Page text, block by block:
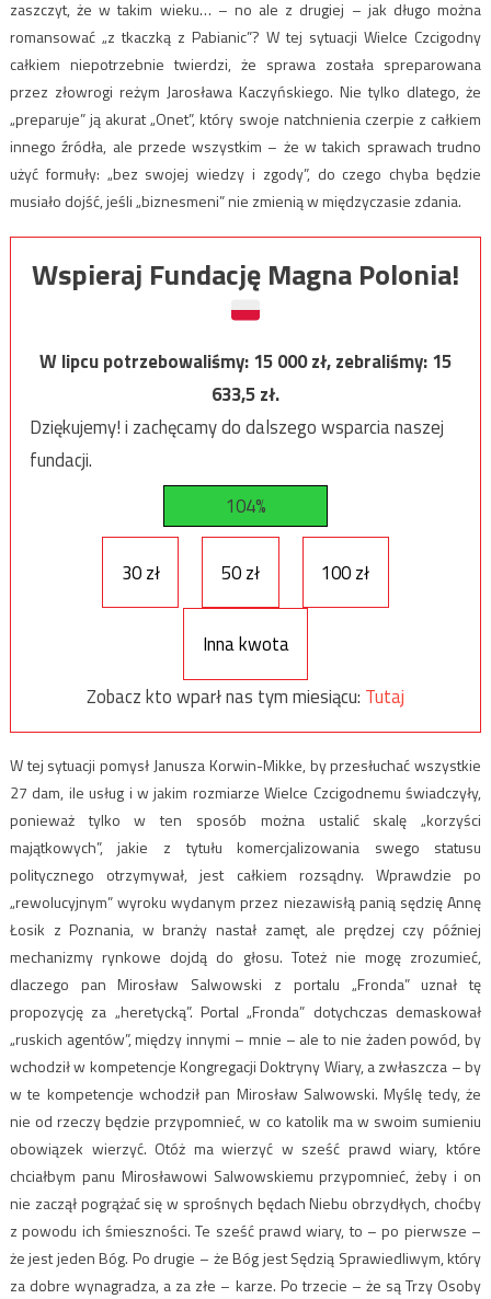
zaszczyt, że w takim wieku… – no ale z drugiej – jak długo można
romansować „z tkaczką z Pabianic”? W tej sytuacji Wielce Czcigodny
całkiem niepotrzebnie twierdzi, że sprawa została spreparowana
przez złowrogi reżym Jarosława Kaczyńskiego. Nie tylko dlatego, że
„preparuje” ją akurat „Onet”, który swoje natchnienia czerpie z całkiem
innego źródła, ale przede wszystkim – że w takich sprawach trudno
użyć formuły: „bez swojej wiedzy i zgody”, do czego chyba będzie
musiało dojść, jeśli „biznesmeni” nie zmienią w międzyczasie zdania.
Wspieraj Fundację Magna Polonia!
W lipcu potrzebowaliśmy:15 000zł, zebraliśmy:15
633,5zł.
Dziękujemy! i zachęcamy do dalszego wsparcia naszej
fundacji.
104%
30 zł 50 zł 100 zł
Inna kwota
Zobacz kto wparł nas tym miesiącu: Tutaj
W tej sytuacji pomysł Janusza Korwin-Mikke, by przesłuchać wszystkie
27 dam, ile usług i w jakim rozmiarze Wielce Czcigodnemu świadczyły,
ponieważ tylko w ten sposób można ustalić skalę „korzyści
majątkowych”, jakie z tytułu komercjalizowania swego statusu
politycznego otrzymywał, jest całkiem rozsądny. Wprawdzie po
„rewolucyjnym” wyroku wydanym przez niezawisłą panią sędzię Annę
Łosik z Poznania, w branży nastał zamęt, ale prędzej czy później
mechanizmy rynkowe dojdą do głosu. Toteż nie mogę zrozumieć,
dlaczego pan Mirosław Salwowski z portalu „Fronda” uznał tę
propozycję za „heretycką”. Portal „Fronda” dotychczas demaskował
„ruskich agentów”, między innymi – mnie – ale to nie żaden powód, by
wchodził w kompetencje Kongregacji Doktryny Wiary, a zwłaszcza – by
w te kompetencje wchodził pan Mirosław Salwowski. Myślę tedy, że
nie od rzeczy będzie przypomnieć, w co katolik ma w swoim sumieniu
obowiązek wierzyć. Otóż ma wierzyć w sześć prawd wiary, które
chciałbym panu Mirosławowi Salwowskiemu przypomnieć, żeby i on
nie zaczął pogrążać się w sprośnych będach Niebu obrzydłych, choćby
z powodu ich śmieszności. Te sześć prawd wiary, to – po pierwsze –
że jest jeden Bóg. Po drugie – że Bóg jest Sędzią Sprawiedliwym, który
za dobre wynagradza, a za złe – karze. Po trzecie – że są Trzy Osoby